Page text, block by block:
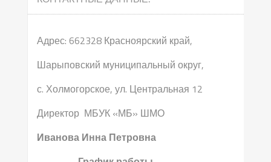
Адрес: 662328 Красноярский край,
Шарыповский муниципальный округ,
с. Холмогорское, ул. Центральная 12
Директор МБУК «МБ» ШМО
Иванова Инна Петровна